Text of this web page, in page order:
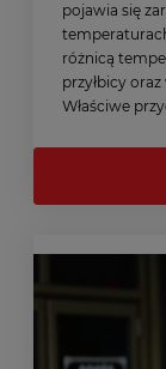
pojawia się
różnicą
przyłbicy
Właściwe